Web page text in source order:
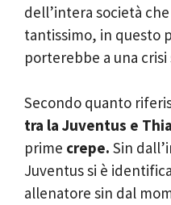
dell’intera società
tantissimo, in questo
porterebbe a una
Secondo quanto
tra la Juventus e
prime crepe. Sin
Juventus si è
allenatore sin dal